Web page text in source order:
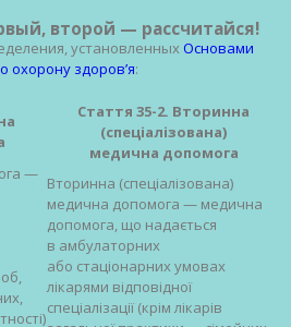
второй — рассчитайся!
установленных Основами
охорону здоров’я:
Стаття 35-2. Вторинна
(спеціалізована)
медична допомога
— Вторинна (спеціалізована)
медична допомога — медична
допомога, що надається
в амбулаторних
або стаціонарних умовах
лікарями відповідної
спеціалізації (крім лікарів